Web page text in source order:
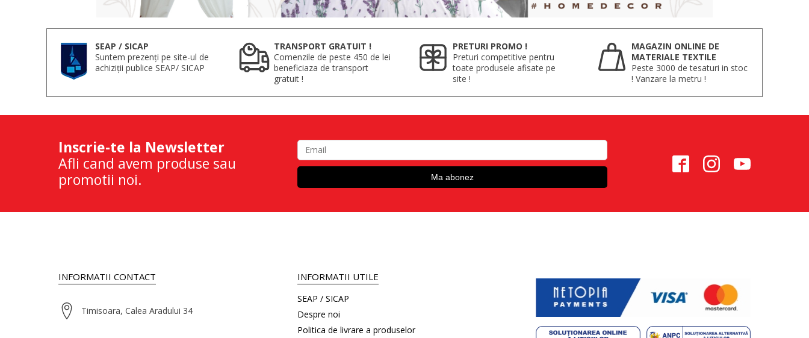
SEAP / SICAP
Suntem prezenți pe site-ul de
achiziții publice SEAP/ SICAP
TRANSPORT GRATUIT !
Comenzile de peste 450 de lei
beneficiaza de transport
gratuit !
PRETURI PROMO !
Preturi competitive pentru
toate produsele afisate pe
site !
MAGAZIN ONLINE DE
MATERIALE TEXTILE
Peste 3000 de tesaturi in stoc
! Vanzare la metru !
Inscrie-te la Newsletter
Afli cand avem produse sau
promotii noi.
INFORMATII CONTACT
Timisoara, Calea Aradului 34
INFORMATII UTILE
SEAP / SICAP
Despre noi
Politica de livrare a produselor